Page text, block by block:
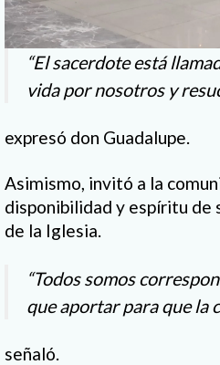
“El sacerdote está
vida por nosotros y
expresó don Guadalupe.
Asimismo, invitó a la
disponibilidad y espíritu de
de la Iglesia.
“Todos somos
que aportar para que la
señaló.